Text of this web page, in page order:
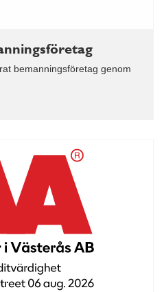
bemanningsföretag genom